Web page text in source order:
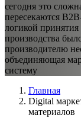
сегодня это
пересекаются
логикой
производства
производителю
объединяющая
систему
Главная
Digital
материалов